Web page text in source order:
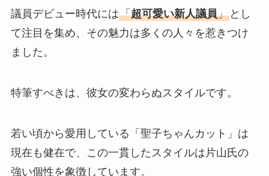
議員デビュー時代には「超可愛い新人議員」とし
て注目を集め、その魅力は多くの人々を惹きつけ
ました。
特筆すべきは、彼女の変わらぬスタイルです。
若い頃から愛用している「聖子ちゃんカット」は
現在も健在で、この一貫したスタイルは片山氏の
強い個性を象徴しています。